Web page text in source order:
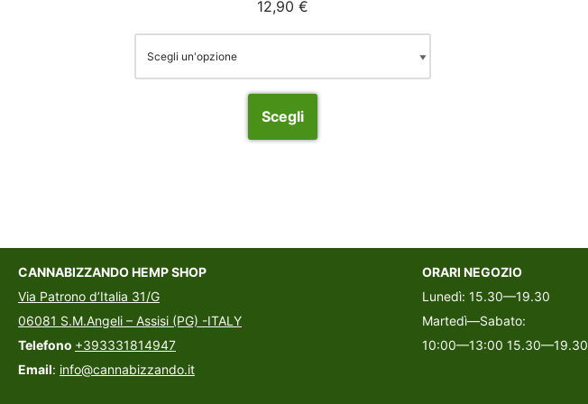
12,90€
Scegli
CANNABIZZANDO HEMP SHOP
Via Patrono d’Italia 31/G
06081 S.M.Angeli – Assisi (PG) -ITALY
Telefono +393331814947
Email: info@cannabizzando.it
ORARI NEGOZIO
Lunedì: 15.30—19.30
Martedì—Sabato:
10:00—13:00 15.30—19.30